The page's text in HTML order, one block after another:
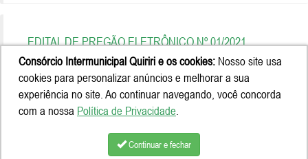
EDITAL DE PREGÃO ELETRÔNICO Nº 01/2021
EDITAL DE CONVOCAÇÃO DA APA RIO VERMELHO
HUMBOLD
Consórcio Intermunicipal Quiriri e os cookies: Nosso site usa
cookies para personalizar anúncios e melhorar a sua
experiência no site. Ao continuar navegando, você concorda
com a nossa Política de Privacidade.
Continuar e fechar